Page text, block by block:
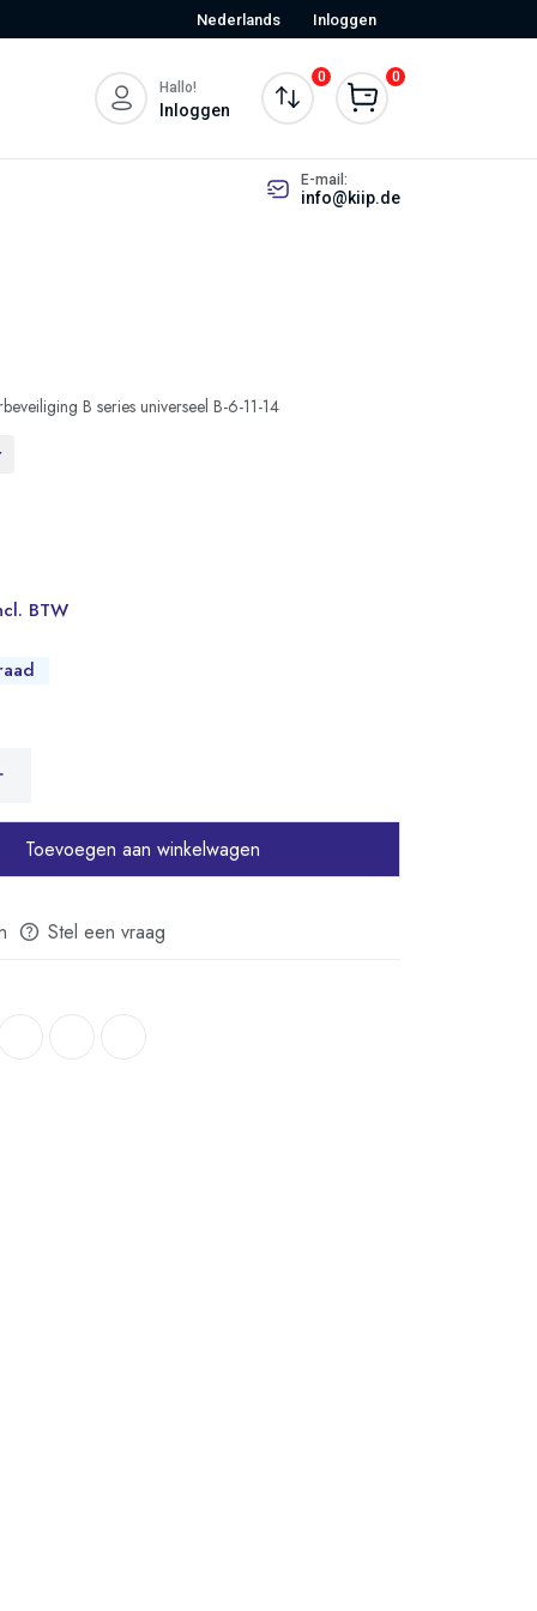
Nederlands Inloggen
Hallo!
Inloggen
0 0
E-mail:
info@kiip.de
B series universeel B-6-11-14
BTW
Toevoegen aan winkelwagen
Stel een vraag